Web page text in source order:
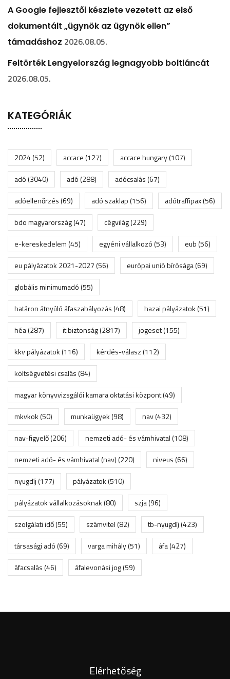
A Google fejlesztői készlete vezetett az első
dokumentált „ügynök az ügynök ellen”
támadáshoz 2026.08.05.
Feltörték Lengyelország legnagyobb boltláncát
2026.08.05.
KATEGÓRIÁK
2024(52) accace(127) accace hungary(107)
adó(3040) adó(288) adócsalás(67)
adóellenőrzés(69) adó szaklap(156) adótraffipax(56)
bdo magyarország(47) cégvilág(229)
e-kereskedelem(45) egyéni vállalkozó(53) eub(56)
eu pályázatok 2021-2027(56) európai unió bírósága(69)
globális minimumadó(55)
határon átnyúló áfaszabályozás(48) hazai pályázatok(51)
héa(287) it biztonság(2817) jogeset(155)
kkv pályázatok(116) kérdés-válasz(112)
költségvetési csalás(84)
magyar könyvvizsgálói kamara oktatási központ(49)
mkvkok(50) munkaügyek(98) nav(432)
nav-figyelő(206) nemzeti adó- és vámhivatal(108)
nemzeti adó- és vámhivatal (nav)(220) niveus(66)
nyugdíj(177) pályázatok(510)
pályázatok vállalkozásoknak(80) szja(96)
szolgálati idő(55) számvitel(82) tb-nyugdíj(423)
társasági adó(69) varga mihály(51) áfa(427)
áfacsalás(46) áfalevonási jog(59)
Elérhetőség